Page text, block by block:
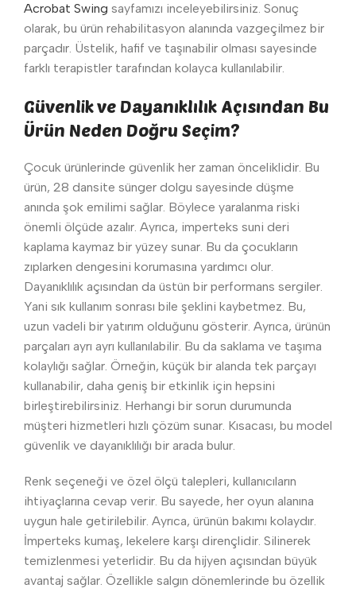
Acrobat Swing sayfamızı inceleyebilirsiniz. Sonuç
olarak, bu ürün rehabilitasyon alanında vazgeçilmez bir
parçadır. Üstelik, hafif ve taşınabilir olması sayesinde
farklı terapistler tarafından kolayca kullanılabilir.
Güvenlik ve Dayanıklılık Açısından Bu
Ürün Neden Doğru Seçim?
Çocuk ürünlerinde güvenlik her zaman önceliklidir. Bu
ürün, 28 dansite sünger dolgu sayesinde düşme
anında şok emilimi sağlar. Böylece yaralanma riski
önemli ölçüde azalır. Ayrıca, imperteks suni deri
kaplama kaymaz bir yüzey sunar. Bu da çocukların
zıplarken dengesini korumasına yardımcı olur.
Dayanıklılık açısından da üstün bir performans sergiler.
Yani sık kullanım sonrası bile şeklini kaybetmez. Bu,
uzun vadeli bir yatırım olduğunu gösterir. Ayrıca, ürünün
parçaları ayrı ayrı kullanılabilir. Bu da saklama ve taşıma
kolaylığı sağlar. Örneğin, küçük bir alanda tek parçayı
kullanabilir, daha geniş bir etkinlik için hepsini
birleştirebilirsiniz. Herhangi bir sorun durumunda
müşteri hizmetleri hızlı çözüm sunar. Kısacası, bu model
güvenlik ve dayanıklılığı bir arada bulur.
Renk seçeneği ve özel ölçü talepleri, kullanıcıların
ihtiyaçlarına cevap verir. Bu sayede, her oyun alanına
uygun hale getirilebilir. Ayrıca, ürünün bakımı kolaydır.
İmperteks kumaş, lekelere karşı dirençlidir. Silinerek
temizlenmesi yeterlidir. Bu da hijyen açısından büyük
avantaj sağlar. Özellikle salgın dönemlerinde bu özellik